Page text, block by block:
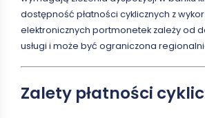
dostępność płatności cyklicznych z
elektronicznych portmonetek zależy od
usługi i może być ograniczona
Zalety płatności